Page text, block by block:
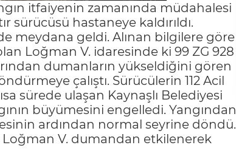
itfaiyenin zamanında müdahalesi
hastaneye kaldırıldı.
meydana geldi. Alınan bilgilere göre
Loğman V. idaresinde ki 99 ZG 928
dumanların yükseldiğini gören
çalıştı. Sürücülerin 112 Acil
sürede ulaşan Kaynaşlı Belediyesi
büyümesini engelledi. Yangından
ardından normal seyrine döndü.
Loğman V. dumandan etkilenerek